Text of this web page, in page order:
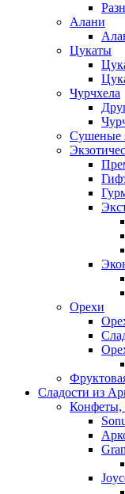
Алани
Цукаты
Чурчхела
Сушеные
Орехи
Сладости из